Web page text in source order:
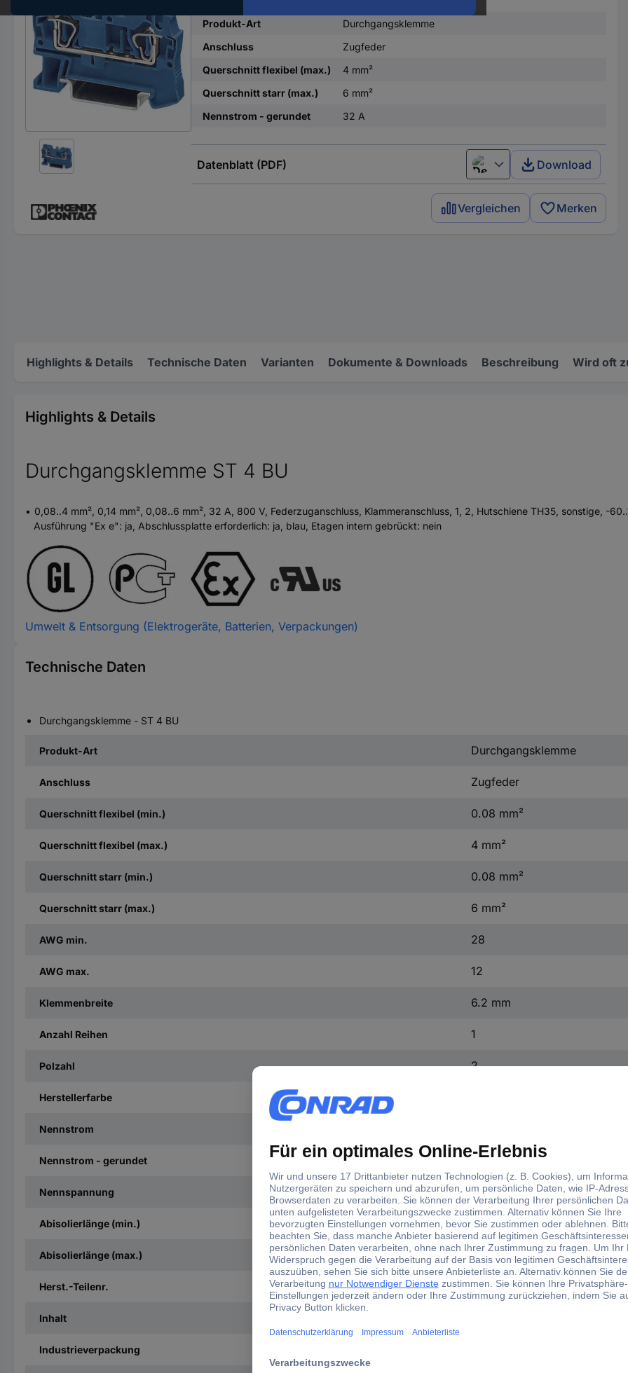
Teile-
Nr.
ein
Produkt-Art
Durchgangsklemme
Anschluss
Zugfeder
Querschnitt flexibel (max.)
4 mm²
Querschnitt starr (max.)
6 mm²
Nennstrom - gerundet
32 A
Datenblatt (PDF) Deutsch (Deutschland)
Download
Vergleichen Merken
Highlights & Details Technische Daten Varianten Dokumente & Downloads Beschreibung Wird oft
Highlights & Details
Durchgangsklemme ST 4 BU
0,08..4 mm², 0,14 mm², 0,08..6 mm², 32 A, 800 V, Federzuganschluss, Klammeranschluss, 1, 2, Hutschiene TH35, sonstige, -
Ausführung "Ex e": ja, Abschlussplatte erforderlich: ja, blau, Etagen intern gebrückt: nein
Umwelt & Entsorgung (Elektrogeräte, Batterien, Verpackungen)
Technische Daten
Durchgangsklemme - ST 4 BU
Produkt-Art Durchgangsklemme
Anschluss Zugfeder
Querschnitt flexibel (min.) 0.08 mm²
Querschnitt flexibel (max.) 4 mm²
Querschnitt starr (min.) 0.08 mm²
Querschnitt starr (max.) 6 mm²
AWG min. 28
AWG max. 12
Klemmenbreite 6.2 mm
Anzahl Reihen 1
Polzahl 2
Herstellerfarbe
Nennstrom
Nennstrom - gerundet 32 A
Nennspannung 800 V
Abisolierlänge (min.) 8 mm
Abisolierlänge (max.) 10 mm
Herst.-Teilenr. 3031377
Inhalt
Industrieverpackung